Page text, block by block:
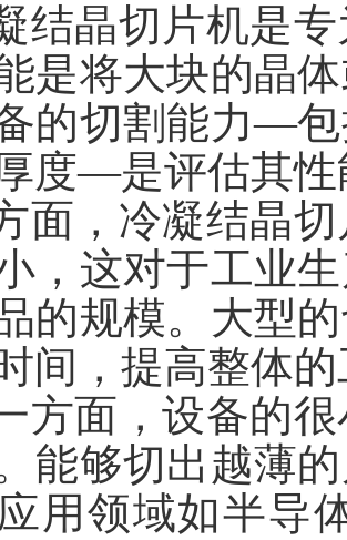
晶切片机是专
是将大块的晶
的切割能力—
度—是评估其性
， 冷凝结晶
，这对于工业
的规模。大型
间，提高整体
面，设备的很
能够切出越薄
用领域如半导